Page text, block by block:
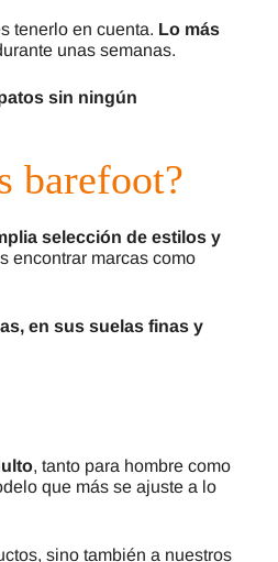
tenerlo en cuenta. Lo más
unas semanas.
sin ningún
barefoot?
selección de estilos y
encontrar marcas como
en sus suelas finas y
, tanto para hombre como
que más se ajuste a lo
sino también a nuestros